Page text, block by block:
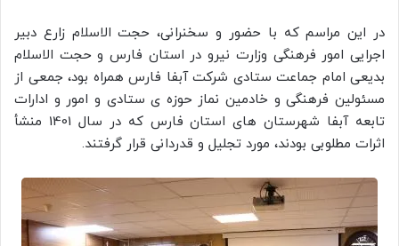
در این مراسم که با حضور و سخنرانی، حجت الاسلام زارع دبیر
اجرایی امور فرهنگی وزارت نیرو در استان فارس و حجت الاسلام
بدیعی امام جماعت ستادی شرکت آبفا فارس همراه بود، جمعی از
مسئولین فرهنگی و خادمین نماز حوزه ی ستادی و امور و ادارات
تابعه آبفا شهرستان های استان فارس که در سال 1401 منشأ
اثرات مطلوبی بودند، مورد تجلیل و قدردانی قرار گرفتند.